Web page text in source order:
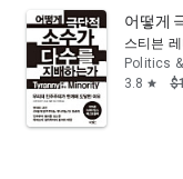
어떻게
스티븐
Politics
3.8 star